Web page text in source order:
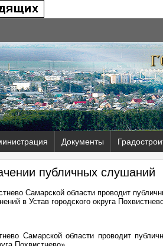
Документы
публичных слушаний
Самарской области проводит
в Устав городского округа
Самарской области проводит